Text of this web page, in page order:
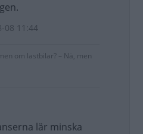
08 11:44
om lastbilar? – Nä, men
lär minska